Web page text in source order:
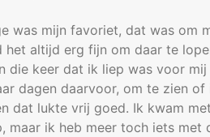
was mijn favoriet, dat was om
het altijd erg fijn om daar te
die keer dat ik liep was voor
dagen daarvoor, om te zien
dat lukte vrij goed. Ik kwam
maar ik heb meer toch iets met